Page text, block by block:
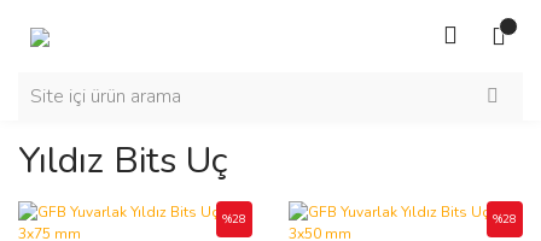
Yıldız Bits Uç
%28 %28